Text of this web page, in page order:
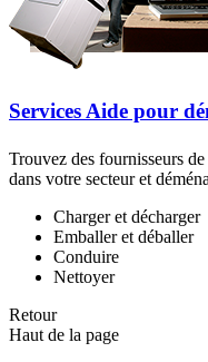
Services Aide pour
Trouvez des fournisseurs
dans votre secteur et
Charger et décharger
Emballer et déballer
Conduire
Nettoyer
Retour
Haut de la page